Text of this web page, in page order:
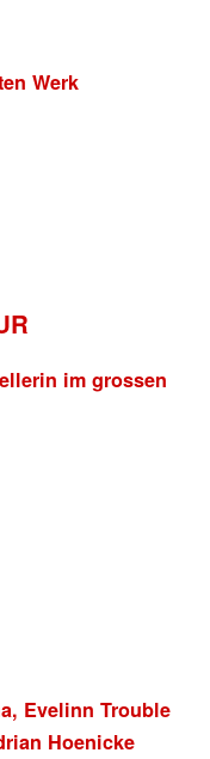
Werk
im grossen
Evelinn Trouble
Hoenicke